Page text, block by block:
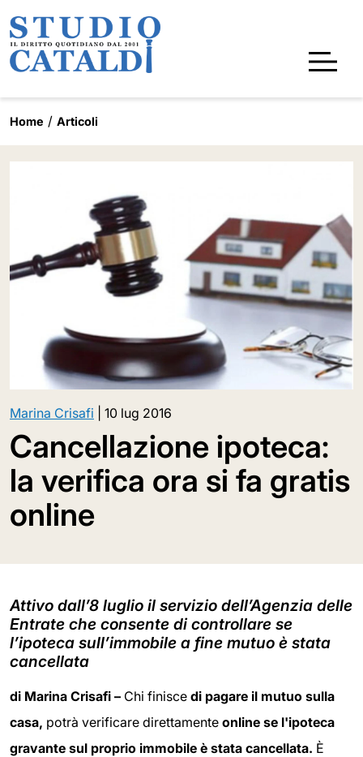
Home Articoli
Marina Crisafi 10 lug 2016
Cancellazione ipoteca:
la verifica ora si fa gratis
online
Attivo dall’8 luglio il servizio dell’Agenzia delle
Entrate che consente di controllare se
l’ipoteca sull’immobile a fine mutuo è stata
cancellata
di Marina Crisafi – Chi finisce di pagare il mutuo sulla
casa, potrà verificare direttamente online se l'ipoteca
gravante sul proprio immobile è stata cancellata. È